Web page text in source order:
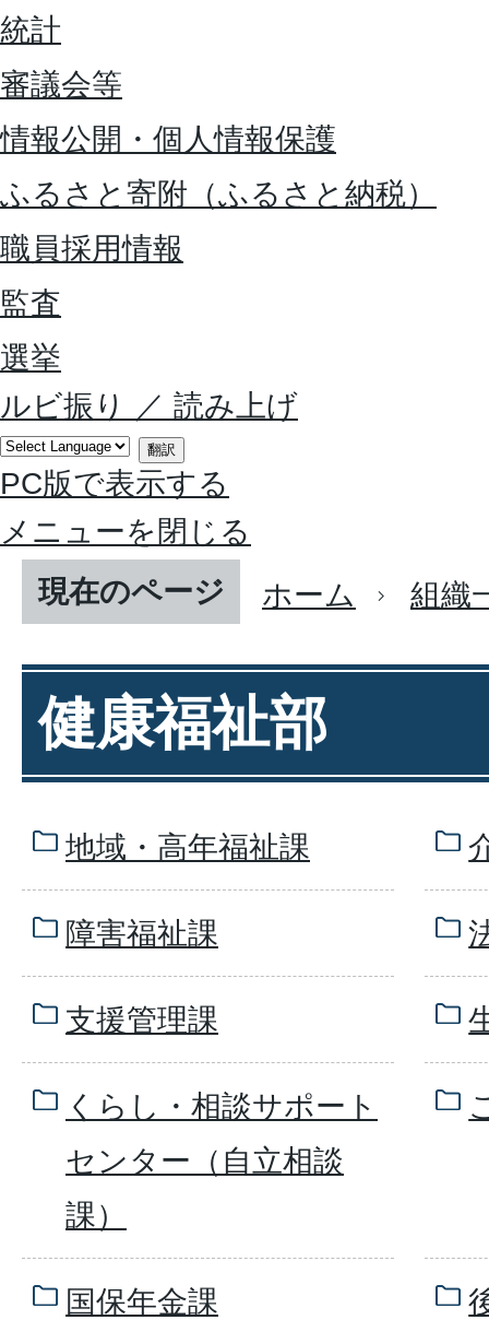
統計
審議会等
情報公開・個人情報保護
ふるさと寄附（ふるさと納税）
職員採用情報
監査
選挙
ルビ振り
／ 読み上げ
翻訳
PC版で表示する
メニューを閉じる
現在のページ
ホーム 組織
健康福祉部
地域・高年福祉課
障害福祉課
支援管理課
くらし・相談サポート
センター（自立相談
課）
国保年金課